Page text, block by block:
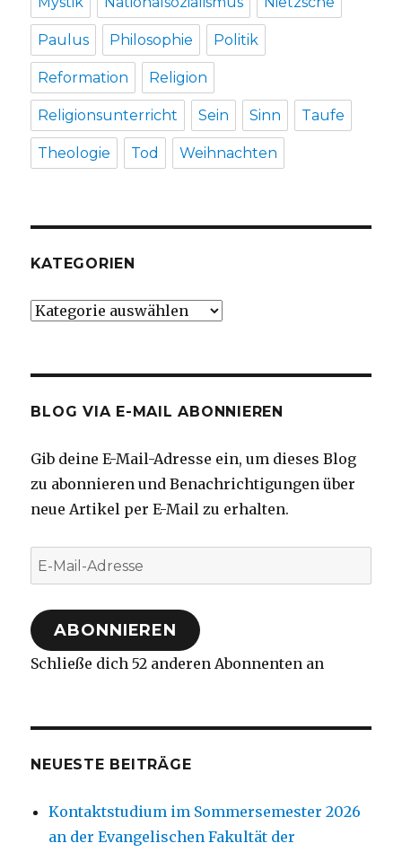
Paulus Philosophie Politik
Reformation Religion
Religionsunterricht Sein Sinn Taufe
Theologie Tod Weihnachten
KATEGORIEN
Kategorien
BLOG VIA E-MAIL ABONNIEREN
Gib deine E-Mail-Adresse ein, um dieses Blog
zu abonnieren und Benachrichtigungen über
neue Artikel per E-Mail zu erhalten.
E-
Mail-
Adresse
ABONNIEREN
Schließe dich 52 anderen Abonnenten an
NEUESTE BEITRÄGE
Kontaktstudium im Sommersemester 2026
an der Evangelischen Fakultät der